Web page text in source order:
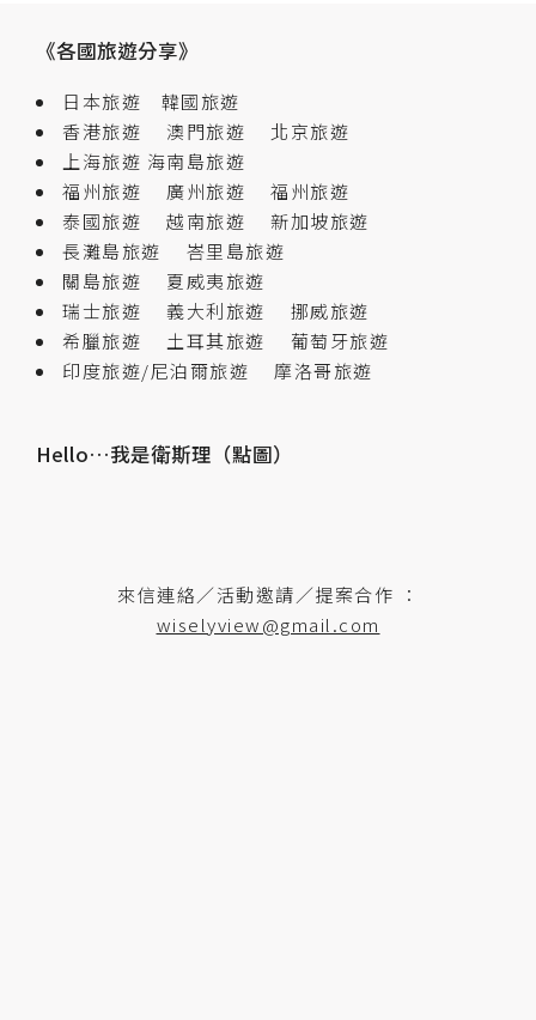
《各國旅遊分享》
日本旅遊
韓國旅遊
香港旅遊
澳門旅遊
北京旅遊
上海旅遊 海南島旅遊
福州旅遊
廣州旅遊
福州旅遊
泰國旅遊
越南旅遊
新加坡旅遊
長灘島旅遊
峇里島旅遊
關島旅遊
夏威夷旅遊
瑞士旅遊
義大利旅遊
挪威旅遊
希臘旅遊
土耳其旅遊
葡萄牙旅遊
印度旅遊/尼泊爾旅遊
摩洛哥旅遊
Hello…我是衛斯理（點圖）
來信連絡／活動邀請／提案合作 ：
wiselyview@gmail.com